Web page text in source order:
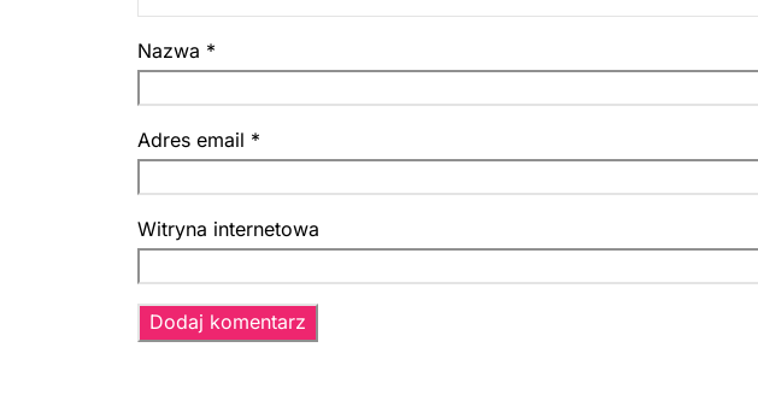
Nazwa *
Adres email *
Witryna internetowa